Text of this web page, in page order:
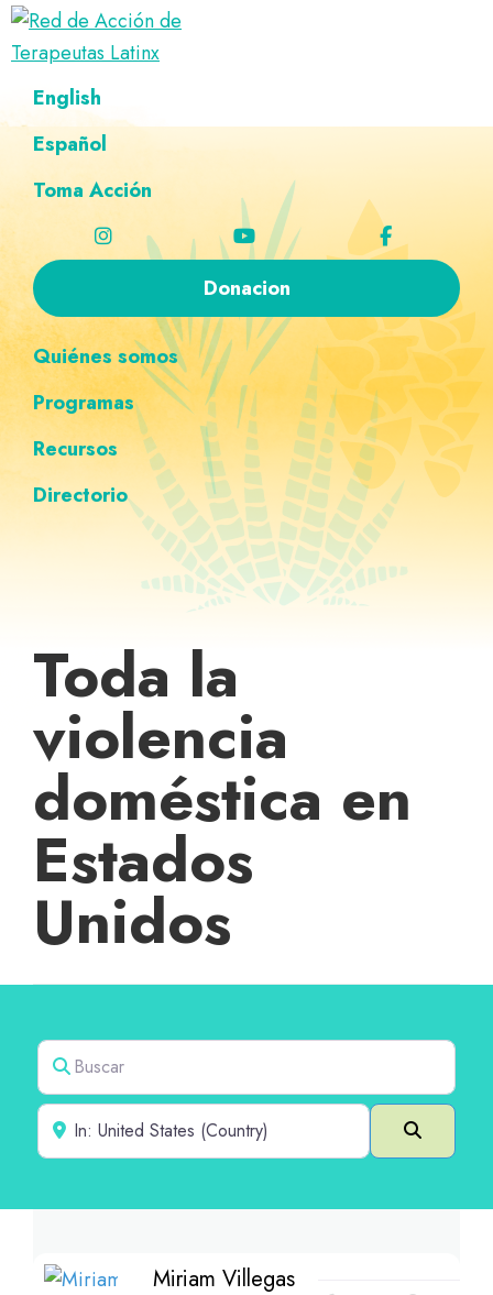
Saltar
navegación
principal
Ir
al
principal
Saltar
al
página
Saltar
navegación
personalizada
Red
de
Acción
de
Latinx
Directorio
terapeutas
Latinx
English
Español
Toma Acción
Donacion
Quiénes somos
Programas
Recursos
Directorio
Toda la
violencia
doméstica en
Estados
Unidos
Buscar
Cerca de
Buscar
Miriam Villegas